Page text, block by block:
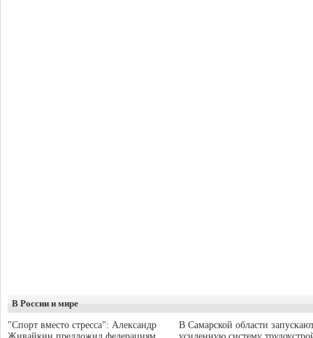
В России и мире
"Спорт вместо стресса": Александр
В Самарской области